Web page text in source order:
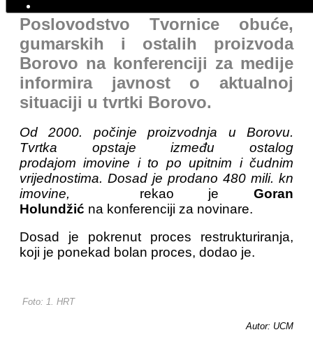
Poslovodstvo Tvornice obuće,
gumarskih i ostalih proizvoda
Borovo na konferenciji za medije
informira javnost o aktualnoj
situaciji u tvrtki Borovo.
Od 2000. počinje proizvodnja u Borovu.
Tvrtka opstaje između ostalog
prodajom imovine i to po upitnim i čudnim
vrijednostima. Dosad je prodano 480 mili. kn
imovine,
rekao je Goran
Holundžić na konferenciji za novinare.
Dosad je pokrenut proces restrukturiranja,
koji je ponekad bolan proces, dodao je.
Foto: 1. HRT
Autor: UCM